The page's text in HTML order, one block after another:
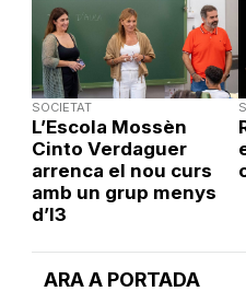
ARA A PORTADA
SOCIETAT
L’Escola Mossèn
Cinto Verdaguer
arrenca el nou curs
amb un grup menys
d’I3